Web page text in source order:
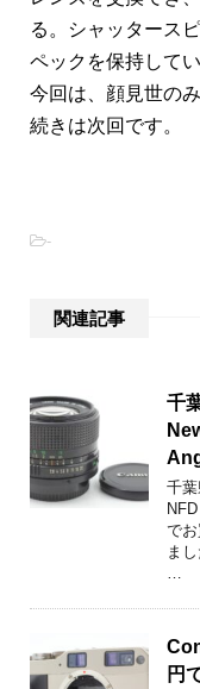
る。シャッタース
ペックを保持して
今回は、顔見世の
続きは次回です。
-
関連記事
千
千
で
ま
円